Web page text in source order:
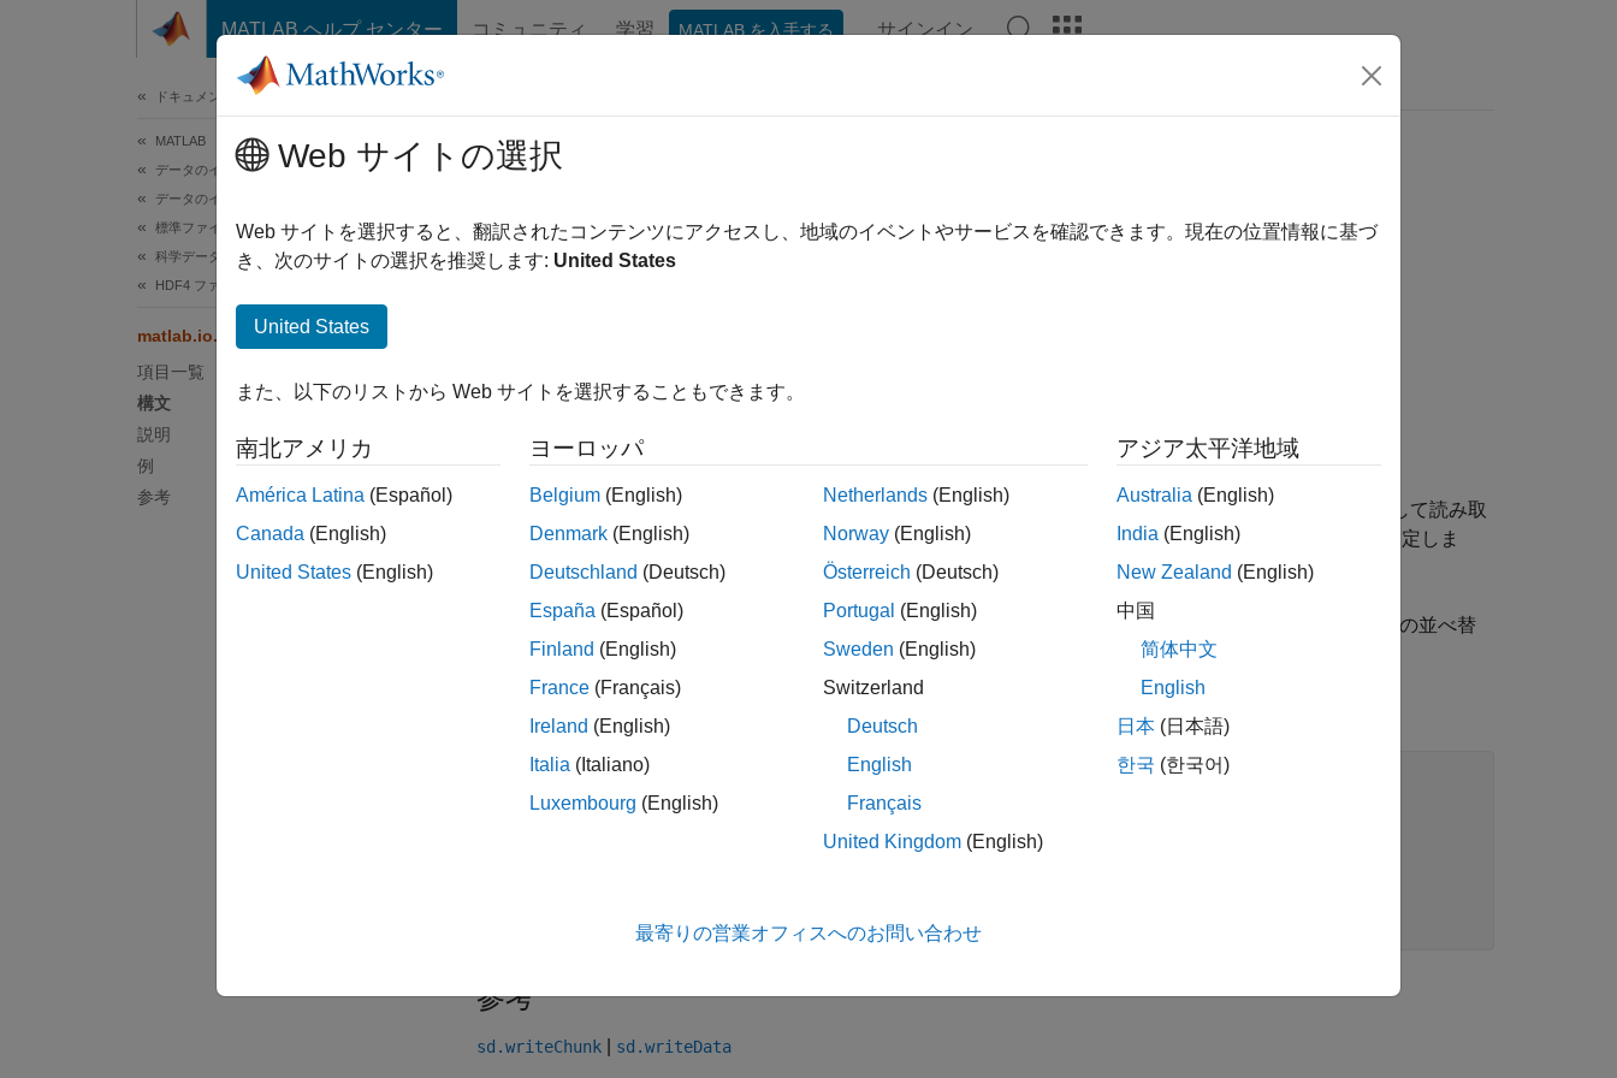
コンテンツへスキップ
MATLAB ヘルプ センター コミュニティ 学習 MATLAB を入手する サインイン
ドキュメンテーションのホーム
MATLAB
データのインポートと解析
データのインポートとエクスポート
標準ファイル形式
科学データ
HDF4 ファイル
matlab.io.hdf4.sd.readChunk
項目一覧
構文
説明
例
参考
matlab.io.hdf4.sd.readChunk
名前空間:matlab.io.hdf4.sd
datachunk = readChunk(sdsID,origin)
説明
datachunk = readChunk(sdsID,origin)
で識別されたデータセットからデータをチャンク全体として読み取
ります。origin 入力は、データセット座標ではなく、0 ベースのチャンク座標におけるチャンクの位置を指定しま
この関数は HDF ライブラリ C API の関数 SDreadchunk に相当しますが、MATLAB
は FORTRAN スタイルの並べ替
えを使用するので、origin パラメーターは、C ライブラリ API とは逆の順序になります。
matlab.io.hdf4.*
sdID = sd.start('sd.hdf'
参考
sd.writeChunk sd.writeData
Web サイトの選択
Web サイトを選択すると、翻訳されたコンテンツにアクセスし、地域のイベントやサービスを確認できます。現在の位置情報に基づ
き、次のサイトの選択を推奨します: United States
United States
また、以下のリストから Web サイトを選択することもできます。
南北アメリカ
América Latina (Español)
Canada (English)
United States (English)
ヨーロッパ
Belgium (English)
Denmark (English)
Deutschland (Deutsch)
España (Español)
Finland (English)
France (Français)
Ireland (English)
Italia (Italiano)
Luxembourg (English)
Netherlands (English)
Norway (English)
Österreich (Deutsch)
Portugal (English)
Sweden (English)
Switzerland
Deutsch
English
Français
United Kingdom (English)
アジア太平洋地域
Australia (English)
India (English)
New Zealand (English)
中国
简体中文
English
日本 (日本語)
한국 (한국어)
最寄りの営業オフィスへのお問い合わせ